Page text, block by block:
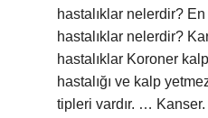
hastalıklar nelerdir?
hastalıklar nelerdir?
hastalıklar Koroner
hastalığı ve kalp
tipleri vardır. …